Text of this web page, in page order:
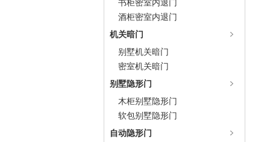
书柜密室内退门
酒柜密室内退门
机关暗门
别墅机关暗门
密室机关暗门
别墅隐形门
木柜别墅隐形门
软包别墅隐形门
自动隐形门